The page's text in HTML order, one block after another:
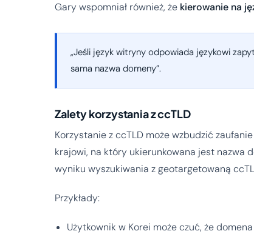
Gary wspomniał również, że kierowanie na
„Jeśli język witryny odpowiada językowi
sama nazwa domeny”.
Zalety korzystania z ccTLD
Korzystanie z ccTLD może wzbudzić
krajowi, na który ukierunkowana jest nazwa
wyniku wyszukiwania z geotargetowaną
Przykłady:
Użytkownik w Korei może czuć, że